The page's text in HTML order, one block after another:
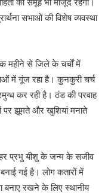
सभाओं की विशेष व्यवस्था
महीने से जिले के चर्चों में
में गूंज रहा है। कुनकुरी चर्च
कर रही है। ठंड की परवाह
पर झूमते और खुशियां मनाते
प्रभु यीशु के जन्म के सजीव
गई है। लोग कतारों में
बनाए रखने के लिए स्थानीय